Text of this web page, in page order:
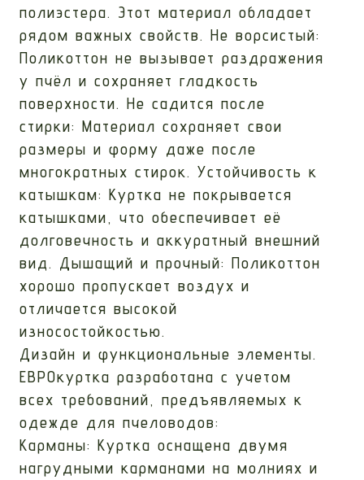
полиэстера. Этот материал обладает
рядом важных свойств. Не ворсистый:
Поликоттон не вызывает раздражения
у пчёл и сохраняет гладкость
поверхности. Не садится после
стирки: Материал сохраняет свои
размеры и форму даже после
многократных стирок. Устойчивость к
катышкам: Куртка не покрывается
катышками, что обеспечивает её
долговечность и аккуратный внешний
вид. Дышащий и прочный: Поликоттон
хорошо пропускает воздух и
отличается высокой
износостойкостью.
Дизайн и функциональные элементы.
ЕВРОкуртка разработана с учетом
всех требований, предъявляемых к
одежде для пчеловодов:
Карманы: Куртка оснащена двумя
нагрудными карманами на молниях и